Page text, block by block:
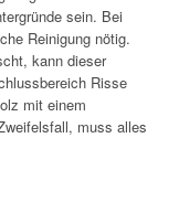
sein. Bei
Reinigung nötig.
kann dieser
Risse
mit einem
muss alles